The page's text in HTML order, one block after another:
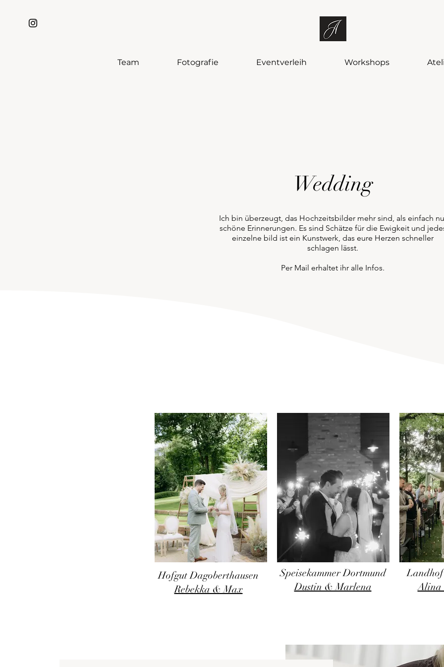
Team Fotografie Eventverleih Workshops
Wedding
Ich bin überzeugt, das Hochzeitsbilder mehr sind, als einfach
schöne Erinnerungen. Es sind Schätze für die Ewigkeit und
einzelne bild ist ein Kunstwerk, das eure Herzen schneller
schlagen lässt.
Per Mail erhaltet ihr alle Infos.
Speisekammer Dortmund
Dustin & Marlena
Alina
Hofgut Dagoberthausen
Rebekka & Max